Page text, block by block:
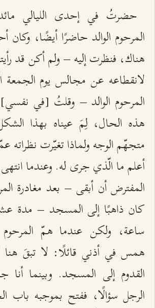
حضرتُ في إحدى الليالي
المرحوم الوالد حاضرًا أيضًا، وكان
هناك، فنظرت إليه – ولم أكن قد
لانقطاعه عن مجالس يوم الجمعة
المرحوم الوالد – وقلتُ [في
هذه الحال، لِمَ عيناه بهذا
متجهّم الوجه ولماذا تغيّرت
أعلم ما الّذي جرى له. وعندما
المفترض أن أبقى – بعد مغادرة
كان ذاهبًا إلى المسجد – مدة
ساعة، ولكن عندما همّ المرحوم
همس في أذني قائلًا: لا تبقَ
القدوم إلى المسجد. وبينما
الرجل سؤالًا، ففتح بموجبه